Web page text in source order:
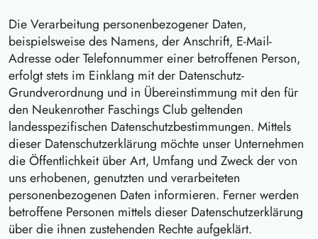
Die Verarbeitung personenbezogener Daten,
beispielsweise des Namens, der Anschrift, E-Mail-
Adresse oder Telefonnummer einer betroffenen Person,
erfolgt stets im Einklang mit der Datenschutz-
Grundverordnung und in Übereinstimmung mit den für
den Neukenrother Faschings Club geltenden
landesspezifischen Datenschutzbestimmungen. Mittels
dieser Datenschutzerklärung möchte unser Unternehmen
die Öffentlichkeit über Art, Umfang und Zweck der von
uns erhobenen, genutzten und verarbeiteten
personenbezogenen Daten informieren. Ferner werden
betroffene Personen mittels dieser Datenschutzerklärung
über die ihnen zustehenden Rechte aufgeklärt.